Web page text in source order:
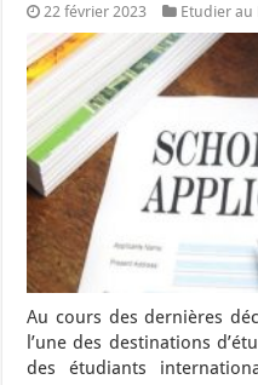
22 février 2023 Etudier au
Au cours des dernières
l’une des destinations
des étudiants